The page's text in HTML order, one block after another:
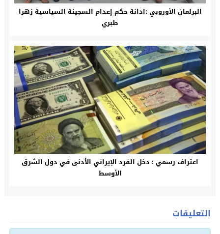
البرلمان الأوروبي :ادانة حكم إعدام السجينة السياسية زهرا
طبري
اعتراف رسمي : دخل الفرد الإيراني الأدنى في دول الشرق
الأوسط
التعليقات